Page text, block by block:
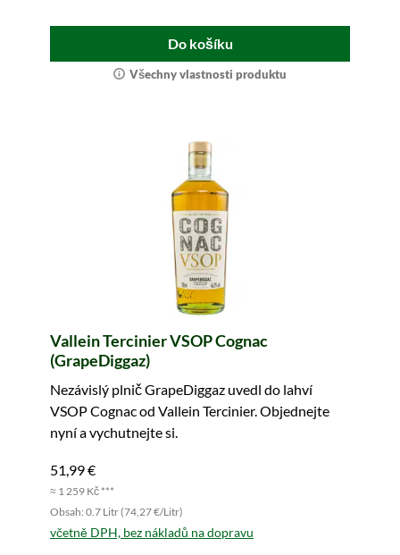
Do košíku
Všechny vlastnosti produktu
Vallein Tercinier VSOP Cognac
(GrapeDiggaz)
Nezávislý plnič GrapeDiggaz uvedl do lahví
VSOP Cognac od Vallein Tercinier. Objednejte
nyní a vychutnejte si.
51,99 €
≈ 1 259 Kč ***
Obsah: 0.7 Litr (74,27 €/Litr)
včetně DPH, bez nákladů na dopravu